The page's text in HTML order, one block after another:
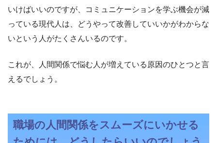
いけばいいのですが、コミュニケーションを学ぶ機会が減
っている現代人は、どうやって改善していいかがわからな
いという人がたくさんいるのです。
これが、人間関係で悩む人が増えている原因のひとつと言
えるでしょう。
職場の人間関係をスムーズにいかせる